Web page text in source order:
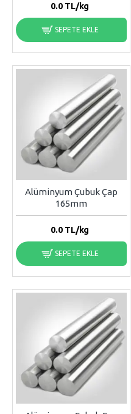
0.0TL/kg
SEPETE EKLE
Alüminyum Çubuk Çap
165mm
0.0TL/kg
SEPETE EKLE